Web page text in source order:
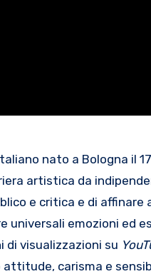
nato a Bologna il
artistica da
e critica e di
universali emozioni ed
di visualizzazioni su
carisma e